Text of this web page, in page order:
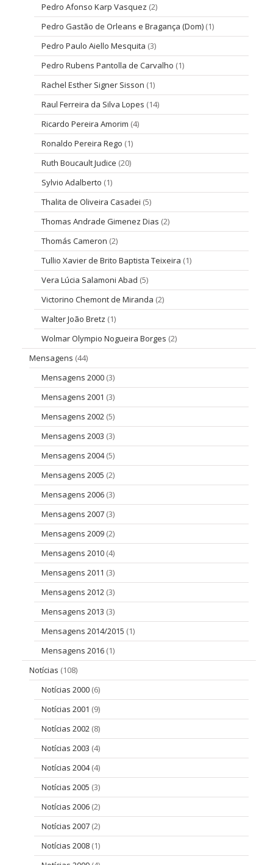
Pedro Afonso Karp Vasquez (2)
Pedro Gastão de Orleans e Bragança (Dom) (1)
Pedro Paulo Aiello Mesquita (3)
Pedro Rubens Pantolla de Carvalho (1)
Rachel Esther Signer Sisson (1)
Raul Ferreira da Silva Lopes (14)
Ricardo Pereira Amorim (4)
Ronaldo Pereira Rego (1)
Ruth Boucault Judice (20)
Sylvio Adalberto (1)
Thalita de Oliveira Casadei (5)
Thomas Andrade Gimenez Dias (2)
Thomás Cameron (2)
Tullio Xavier de Brito Baptista Teixeira (1)
Vera Lúcia Salamoni Abad (5)
Victorino Chemont de Miranda (2)
Walter João Bretz (1)
Wolmar Olympio Nogueira Borges (2)
Mensagens (44)
Mensagens 2000 (3)
Mensagens 2001 (3)
Mensagens 2002 (5)
Mensagens 2003 (3)
Mensagens 2004(5)
Mensagens 2005 (2)
Mensagens 2006 (3)
Mensagens 2007 (3)
Mensagens 2009 (2)
Mensagens 2010 (4)
Mensagens 2011 (3)
Mensagens 2012 (3)
Mensagens 2013 (3)
Mensagens 2014/2015 (1)
Mensagens 2016 (1)
Notícias (108)
Notícias 2000 (6)
Notícias 2001 (9)
Notícias 2002 (8)
Notícias 2003 (4)
Notícias 2004(4)
Notícias 2005 (3)
Notícias 2006 (2)
Notícias 2007 (2)
Notícias 2008 (1)